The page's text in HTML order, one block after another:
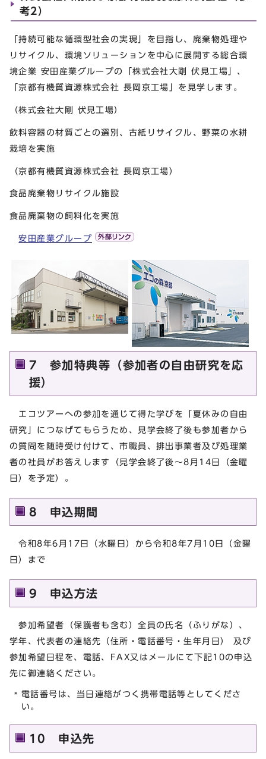
考2）
「持続可能な循環型社会の実現」を目指し、廃棄物処理や
リサイクル、環境ソリューションを中心に展開する総合環
境企業 安田産業グループの「株式会社大剛 伏見工場」、
「京都有機質資源株式会社 長岡京工場」を見学します。
（株式会社大剛 伏見工場）
飲料容器の材質ごとの選別、古紙リサイクル、野菜の水耕
栽培を実施
（京都有機質資源株式会社 長岡京工場）
食品廃棄物リサイクル施設
食品廃棄物の飼料化を実施
安田産業グループ
7 参加特典等（参加者の自由研究を応
援）
エコツアーへの参加を通じて得た学びを「夏休みの自由
研究」につなげてもらうため、見学会終了後も参加者から
の質問を随時受け付けて、市職員、排出事業者及び処理業
者の社員がお答えします（見学会終了後～8月14日（金曜
日）を予定）。
8 申込期間
令和8年6月17日（水曜日）から令和8年7月10日（金曜
日）まで
9 申込方法
参加希望者（保護者も含む）全員の氏名（ふりがな）、
学年、代表者の連絡先（住所・電話番号・生年月日） 及び
参加希望日程を、電話、FAX又はメールにて下記10の申込
先に御連絡ください。
電話番号は、当日連絡がつく携帯電話等としてくださ
い。
10 申込先